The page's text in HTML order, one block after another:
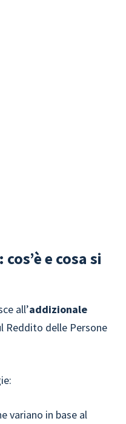
e cosa si
all’addizionale
Reddito delle Persone
variano in base al